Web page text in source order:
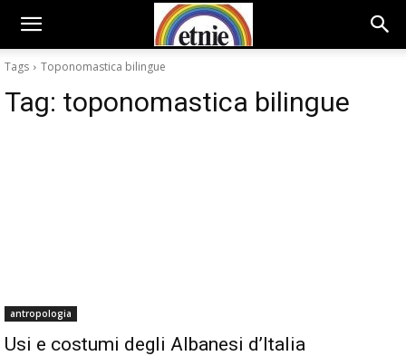
Tags Toponomastica bilingue
Tag: toponomastica bilingue
antropologia
Usi e costumi degli Albanesi d’Italia